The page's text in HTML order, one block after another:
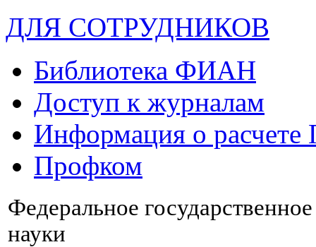
ДЛЯ СОТРУДНИКОВ
Библиотека ФИАН
Доступ к журналам
Информация о
Профком
Федеральное
науки